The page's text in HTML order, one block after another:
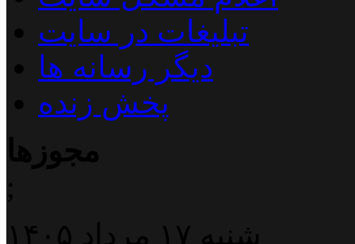
تبلیغات در سایت
دیگر رسانه ها
پخش زنده
مجوزها
;
شنبه ۱۷ مرداد ۱۴۰۵